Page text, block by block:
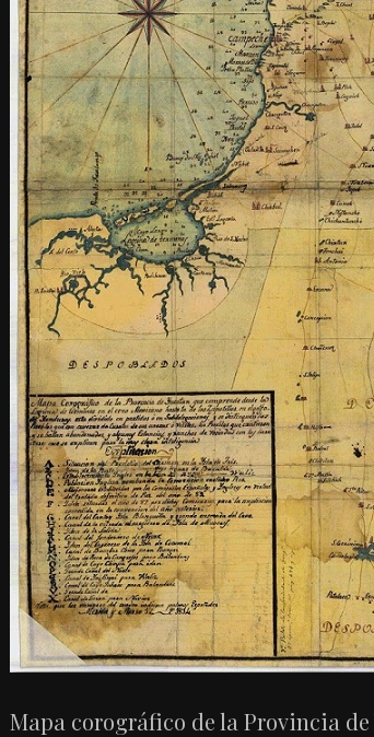
Mapa corográfico de la Provincia de